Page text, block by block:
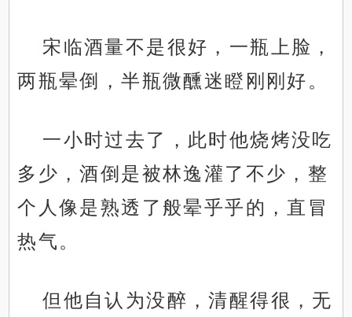
宋临酒量不是很好，一瓶上脸，
两瓶晕倒，半瓶微醺迷瞪刚刚好。
一小时过去了，此时他烧烤没吃
多少，酒倒是被林逸灌了不少，整
个人像是熟透了般晕乎乎的，直冒
热气。
但他自认为没醉，清醒得很，无